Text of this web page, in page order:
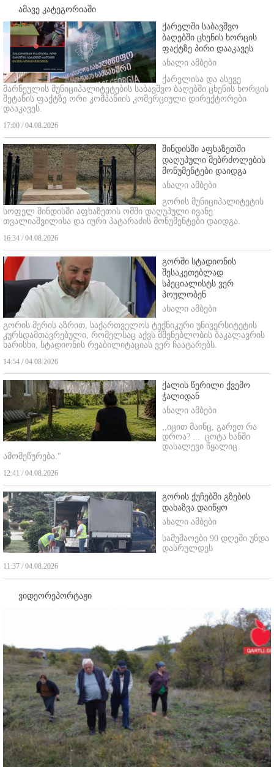
ამავე კატეგორიაში
ქარელში საბავშვო
ბაღებში ცხენის ხორცის
ფაქტზე პირი დააკავეს
ახალი ამბები
ქარელისა და ასევე
მარნეულის მუნიციპალიტეტების საბავშვო ბაღებში ცხენის ხორცის
შეტანის ფაქტზე ორი კომპანიის კომერციული დირექტორები
დააკავეს.
17:00 / 04.08.2026
შინდისში აფხაზეთში
დაღუპული მებრძოლების
მონუმენტები დაიდგა
ახალი ამბები
გორის მუნიციპალიტეტის
სოფელ შინდისში აფხაზეთის ომში დაღუპული ივანე
თვალიაშვილისა და იური პატარაძის მონუმენტები დაიდგა.
16:34 / 04.08.2026
გორში სტადიონის
შესაკეთებლად
სპეციალისტს ვერ
პოულობენ
ახალი ამბები
გორის მერის აზრით, საქართველოს ტექნიკური უნივერსიტეტის
კურსდამთავრებული, რომელსაც აქვს მშენებლობის ბაკალავრის
ხარისხი, სტადიონის რეაბილიტაციას ვერ ჩაატარებს.
14:54 / 04.08.2026
ქალის წერილი ქვემო
ჭალიდან
ახალი ამბები
,,იცით მაინც, გარეთ რა
დროა? ... ცოტა ხანში
დასალევი წყალიც
ამომეწურება."
12:41 / 04.08.2026
გორის ქუჩებში გზების
დახაზვა დაიწყო
ახალი ამბები
სამუშაოები 90 დღეში უნდა
დასრულდეს
11:37 / 04.08.2026
ვიდეორეპორტაჟი